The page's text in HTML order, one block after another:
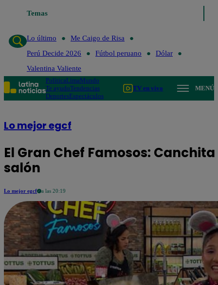
Temas
Lo último
Me Caigo de Risa
Perú Decide 2026
Fútbol peruano
Dólar
Valentina Valiente
PolíticaLimaMundo
Te ayudoTendencias
DeportesEspectáculos
TV en vivo MENÚ
Lo mejor egcf
El Gran Chef Famosos: Canchita
salón
Lo mejor egcf a las 20:19